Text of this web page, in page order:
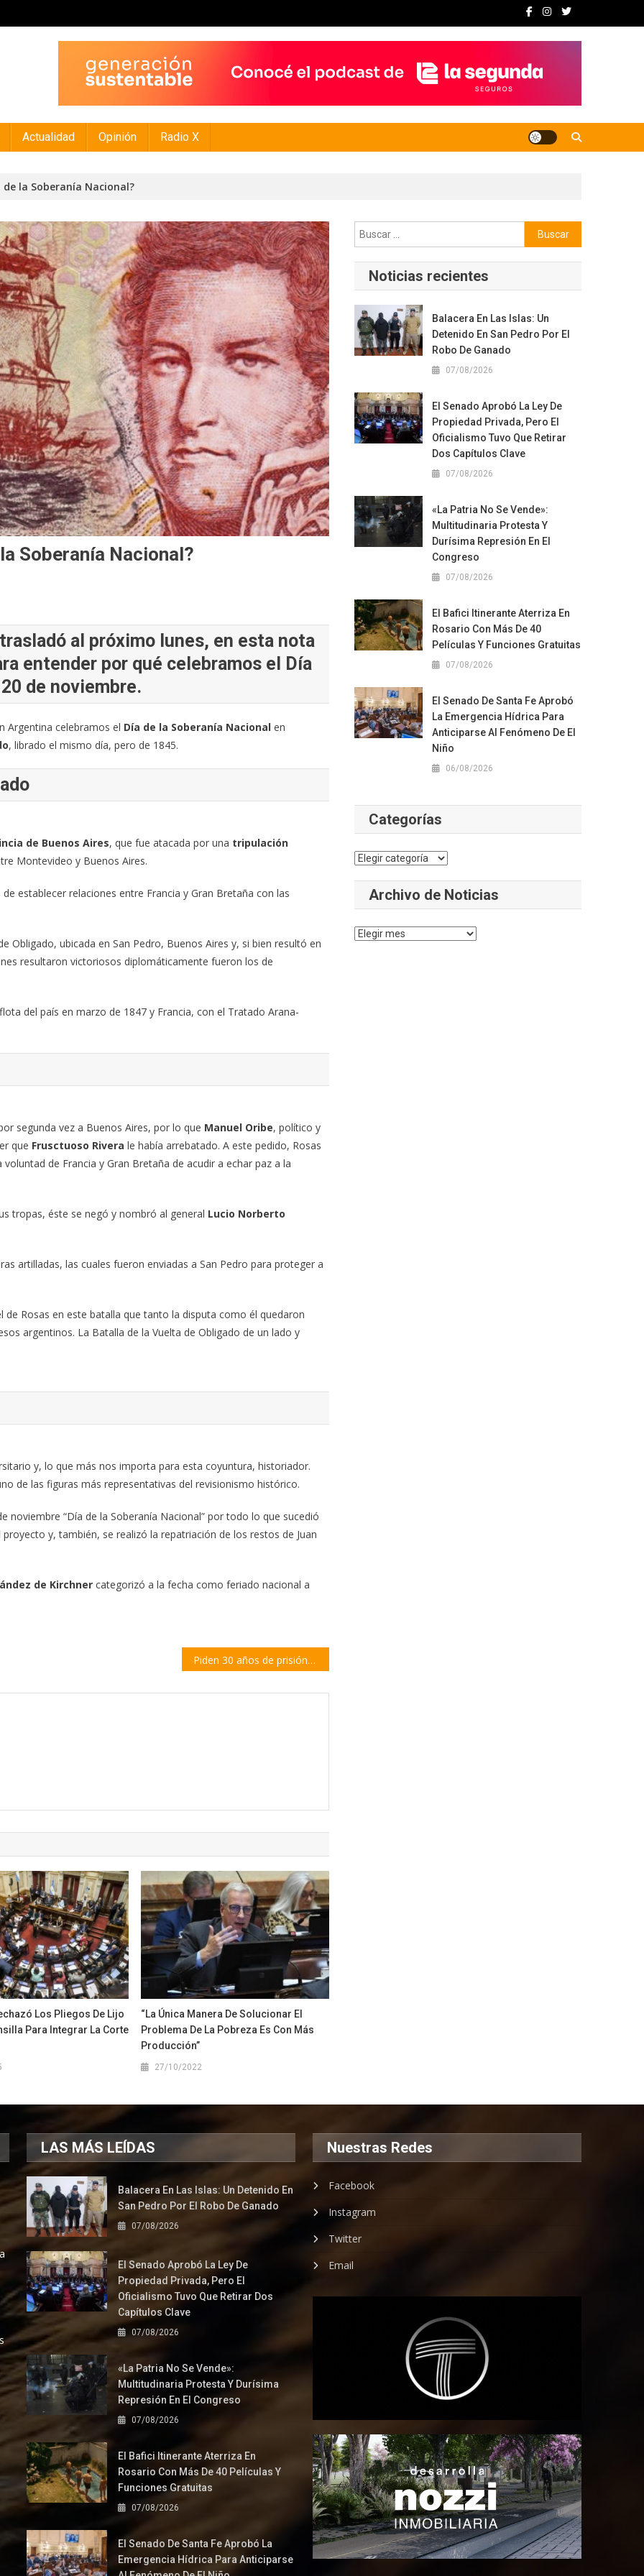
Actualidad Opinión Radio X
de la Soberanía Nacional?
Soberanía Nacional?
al próximo lunes, en esta nota
entender por qué celebramos el Día
de noviembre.
Argentina celebramos el Día de la Soberanía Nacional en
, librado el mismo día, pero de 1845.
de Buenos Aires, que fue atacada por una tripulación
Montevideo y Buenos Aires.
establecer relaciones entre Francia y Gran Bretaña con las
Obligado, ubicada en San Pedro, Buenos Aires y, si bien resultó en
resultaron victoriosos diplomáticamente fueron los de
del país en marzo de 1847 y Francia, con el Tratado Arana-
segunda vez a Buenos Aires, por lo que Manuel Oribe, político y
que Frusctuoso Rivera le había arrebatado. A este pedido, Rosas
de Francia y Gran Bretaña de acudir a echar paz a la
tropas, éste se negó y nombró al general Lucio Norberto
artilladas, las cuales fueron enviadas a San Pedro para proteger a
Rosas en este batalla que tanto la disputa como él quedaron
argentinos. La Batalla de la Vuelta de Obligado de un lado y
y, lo que más nos importa para esta coyuntura, historiador.
de las figuras más representativas del revisionismo histórico.
noviembre “Día de la Soberanía Nacional” por todo lo que sucedió
y, también, se realizó la repatriación de los restos de Juan
de Kirchner categorizó a la fecha como feriado nacional a
Piden 30 años de prisión en un caso de corrupción de menores y abuso sexual
Los Pliegos De Lijo
Para Integrar La Corte
“La Única Manera De Solucionar El
Problema De La Pobreza Es Con Más
Producción”
27/10/2022
Buscar:
Noticias recientes
Balacera En Las Islas: Un
Detenido En San Pedro Por El
Robo De Ganado
07/08/2026
El Senado Aprobó La Ley De
Propiedad Privada, Pero El
Oficialismo Tuvo Que Retirar
Dos Capítulos Clave
07/08/2026
«La Patria No Se Vende»:
Multitudinaria Protesta Y
Durísima Represión En El
Congreso
07/08/2026
El Bafici Itinerante Aterriza En
Rosario Con Más De 40
Películas Y Funciones Gratuitas
07/08/2026
El Senado De Santa Fe Aprobó
La Emergencia Hídrica Para
Anticiparse Al Fenómeno De El
Niño
06/08/2026
Categorías
Categorías
Archivo de Noticias
Archivo
LAS MÁS LEÍDAS
Balacera En Las Islas: Un Detenido En
San Pedro Por El Robo De Ganado
07/08/2026
El Senado Aprobó La Ley De
Propiedad Privada, Pero El
Oficialismo Tuvo Que Retirar Dos
Capítulos Clave
07/08/2026
«La Patria No Se Vende»:
Multitudinaria Protesta Y Durísima
Represión En El Congreso
07/08/2026
El Bafici Itinerante Aterriza En
Rosario Con Más De 40 Películas Y
Funciones Gratuitas
07/08/2026
El Senado De Santa Fe Aprobó La
Emergencia Hídrica Para Anticiparse
Nuestras Redes
Facebook
Instagram
Twitter
Email